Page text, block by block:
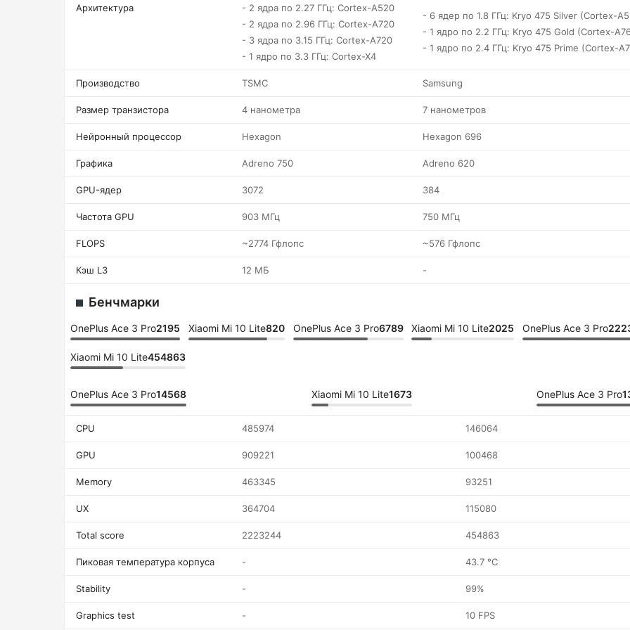
Архитектура
- 2 ядра по 2.27 ГГц: Cortex-A520
- 2 ядра по 2.96 ГГц: Cortex-A720
- 3 ядра по 3.15 ГГц: Cortex-A720
- 1 ядро по 3.3 ГГц: Cortex-X4
- 6 ядер по 1.8 ГГц: Kryo 475 Silver (Cortex-
- 1 ядро по 2.2 ГГц: Kryo 475 Gold (Cortex-
- 1 ядро по 2.4 ГГц: Kryo 475 Prime (Cortex-
Производство TSMC Samsung
Размер транзистора 4 нанометра 7 нанометров
Нейронный процессор Hexagon Hexagon 696
Графика Adreno 750 Adreno 620
GPU-ядер 3072 384
Частота GPU 903 МГц 750 МГц
FLOPS ~2774 Гфлопс ~576 Гфлопс
Кэш L3 12 МБ -
Бенчмарки
OnePlus Ace 3 Pro2195 Xiaomi Mi 10 Lite820 OnePlus Ace 3 Pro6789 Xiaomi Mi 10 Lite2025 OnePlus Ace 3 Pro
Xiaomi Mi 10 Lite454863
OnePlus Ace 3 Pro14568 Xiaomi Mi 10 Lite1673 OnePlus Ace 3 Pro
CPU 485974 146064
GPU 909221 100468
Memory 463345 93251
UX 364704 115080
Total score 2223244 454863
Пиковая температура корпуса - 43.7 °C
Stability - 99%
Graphics test - 10 FPS